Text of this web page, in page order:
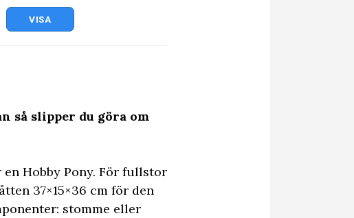
VISA
så slipper du göra om
Hobby Pony. För fullstor
37×15×36 cm för den
stomme eller